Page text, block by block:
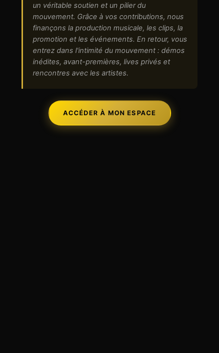
un véritable soutien et un pilier du
mouvement. Grâce à vos contributions, nous
finançons la production musicale, les clips, la
promotion et les événements. En retour, vous
entrez dans l'intimité du mouvement : démos
inédites, avant-premières, lives privés et
rencontres avec les artistes.
ACCÉDER À MON ESPACE